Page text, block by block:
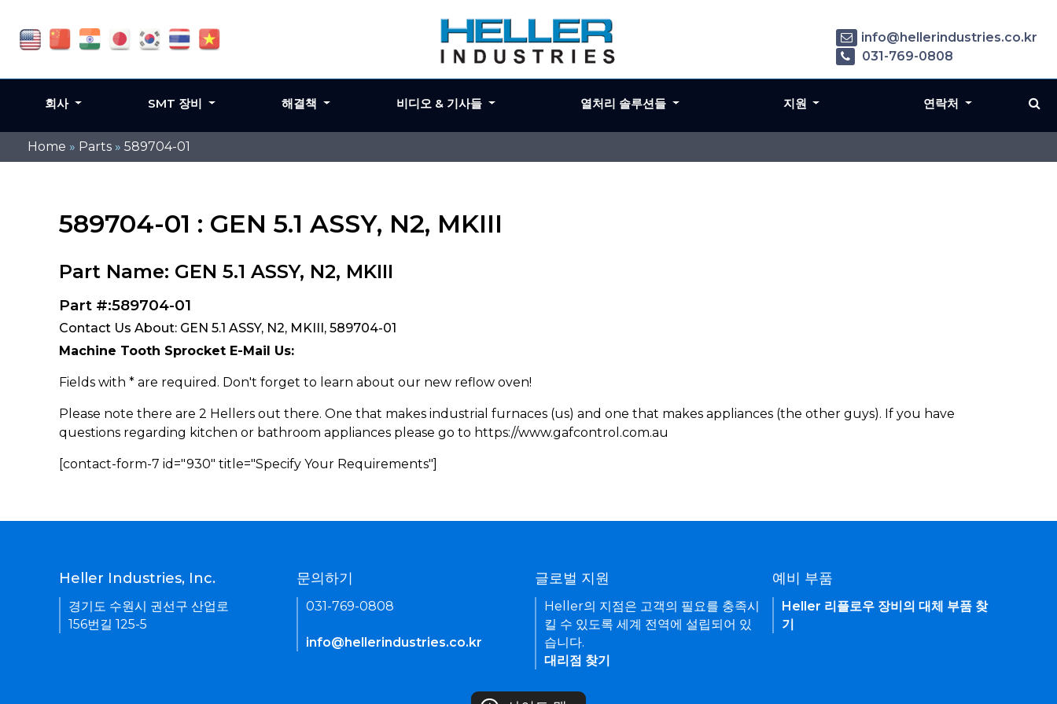
Home » Parts » 589704-01
589704-01 : GEN 5.1 ASSY, N2, MKIII
Part Name: GEN 5.1 ASSY, N2, MKIII
Part #:589704-01
Contact Us About: GEN 5.1 ASSY, N2, MKIII, 589704-01
Machine Tooth Sprocket E-Mail Us:
Fields with * are required. Don't forget to learn about our new reflow oven!
Please note there are 2 Hellers out there. One that makes industrial furnaces (us) and one that makes appliances (the other guys). If you have
questions regarding kitchen or bathroom appliances please go to https://www.gafcontrol.com.au
[contact-form-7 id="930" title="Specify Your Requirements"]
info@hellerindustries.co.kr
031-769-0808
회사 SMT 장비 해결책 비디오 & 기사들 열처리 솔루션들 지원 연락처
Heller Industries, Inc.
경기도 수원시 권선구 산업로
156번길 125-5
문의하기
031-769-0808
info@hellerindustries.co.kr
글로벌 지원
Heller의 지점은 고객의 필요를 충족시
킬 수 있도록 세계 전역에 설립되어 있
습니다.
대리점 찾기
예비 부품
Heller 리플로우 장비의 대체 부품 찾
기